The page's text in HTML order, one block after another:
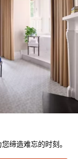
缔造难忘的时刻。